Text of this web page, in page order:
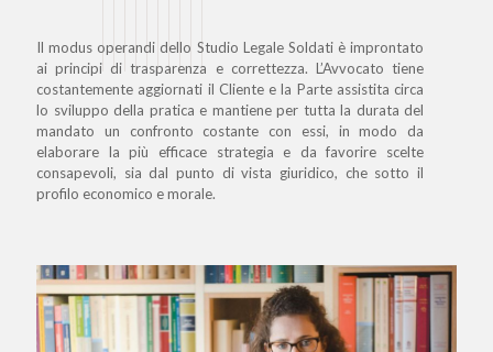
Il modus operandi dello Studio Legale Soldati è improntato
ai principi di trasparenza e correttezza. L’Avvocato tiene
costantemente aggiornati il Cliente e la Parte assistita circa
lo sviluppo della pratica e mantiene per tutta la durata del
mandato un confronto costante con essi, in modo da
elaborare la più efficace strategia e da favorire scelte
consapevoli, sia dal punto di vista giuridico, che sotto il
profilo economico e morale.